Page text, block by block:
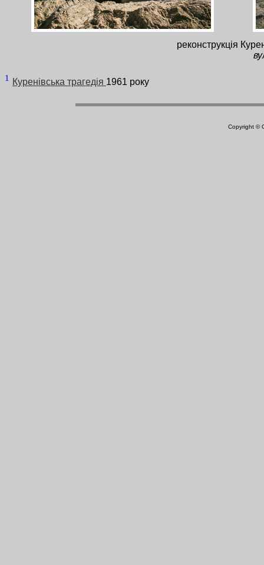
реконструкція
1 Куренівська трагедія 1961 року
Copyright ©